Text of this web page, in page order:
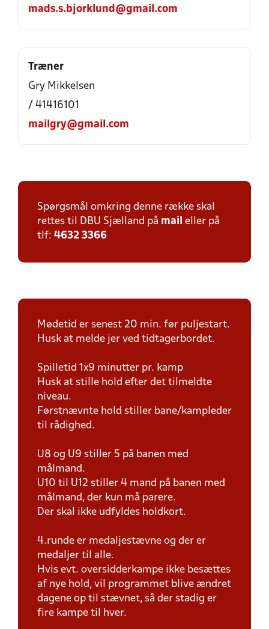
mads.s.bjorklund@gmail.com
Træner
Gry Mikkelsen
/ 41416101
mailgry@gmail.com
Spørgsmål omkring denne række skal
rettes til DBU Sjælland på mail eller på
tlf: 4632 3366
Mødetid er senest 20 min. før puljestart.
Husk at melde jer ved tidtagerbordet.
Spilletid 1x9 minutter pr. kamp
Husk at stille hold efter det tilmeldte
niveau.
Førstnævnte hold stiller bane/kampleder
til rådighed.
U8 og U9 stiller 5 på banen med
målmand.
U10 til U12 stiller 4 mand på banen med
målmand, der kun må parere.
Der skal ikke udfyldes holdkort.
4.runde er medaljestævne og der er
medaljer til alle.
Hvis evt. oversidderkampe ikke besættes
af nye hold, vil programmet blive ændret
dagene op til stævnet, så der stadig er
fire kampe til hver.